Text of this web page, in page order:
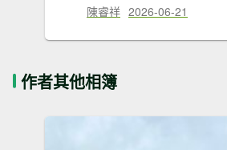
陳睿祥 2026-06-21
作者其他相簿